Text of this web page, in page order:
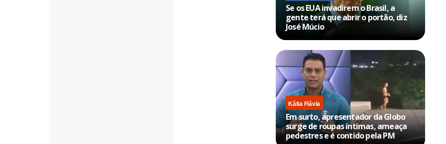
Se os EUA invadirem o Brasil, a
gente terá que abrir o portão, diz
José Múcio
Kátia Flávia
Em surto, apresentador da Globo
surge de roupas íntimas, ameaça
pedestres e é contido pela PM